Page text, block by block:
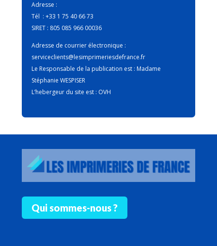
Adresse :
Tél : +33 1 75 40 66 73
SIRET : 805 085 966 00036
Adresse de courrier électronique :
serviceclients@lesimprimeriesdefrance.fr
Le Responsable de la publication est : Madame
Stéphanie WESPISER
L’hebergeur du site est : OVH
Qui sommes-nous ?